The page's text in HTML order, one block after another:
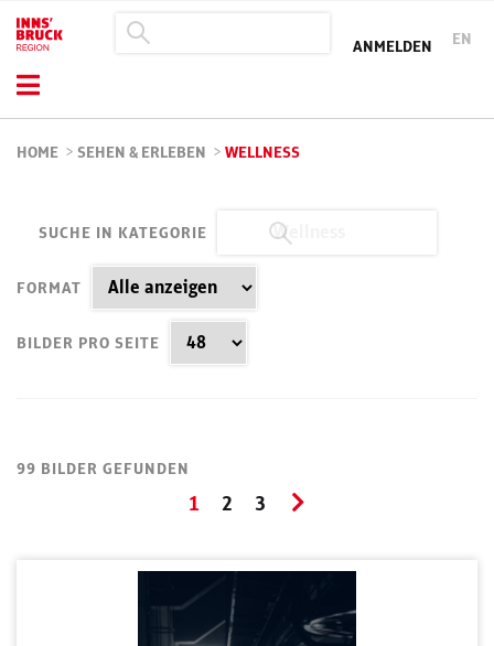
ANMELDEN EN
HOME > SEHEN & ERLEBEN > WELLNESS
SUCHE IN KATEGORIE
FORMAT
BILDER PRO SEITE
99 BILDER GEFUNDEN
1 2 3